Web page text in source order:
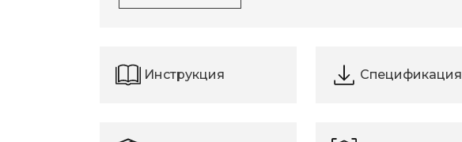
Инструкция Спецификация